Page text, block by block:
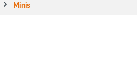
Minis